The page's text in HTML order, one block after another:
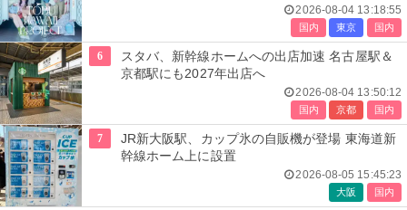
2026-08-04 13:18:55
国内 東京 国内
6
スタバ、新幹線ホームへの出店加速 名古屋駅＆
京都駅にも2027年出店へ
2026-08-04 13:50:12
国内 京都 国内
7
JR新大阪駅、カップ氷の自販機が登場 東海道新
幹線ホーム上に設置
2026-08-05 15:45:23
大阪 国内